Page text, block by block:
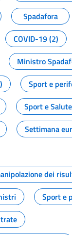
Spadafora
COVID-19 (2)
Ministro
Sport e
Sport e
Settimana
dei
Sport e